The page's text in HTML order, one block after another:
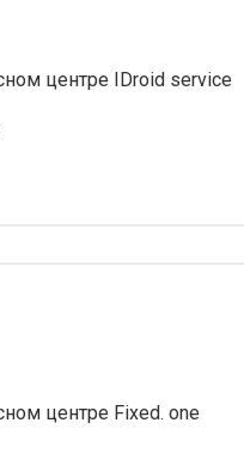
центре IDroid service
центре Fixed. one